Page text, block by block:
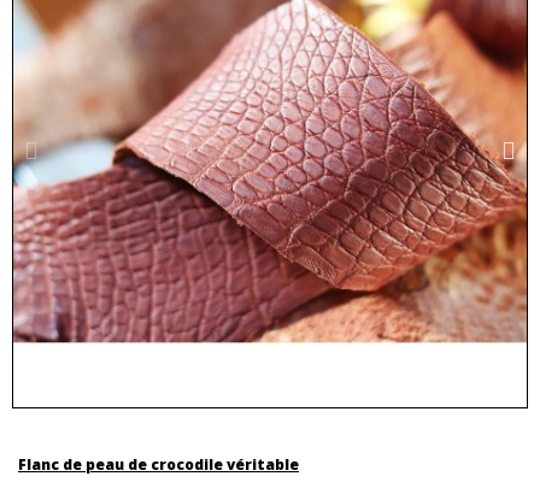
Flanc de peau de crocodile véritable